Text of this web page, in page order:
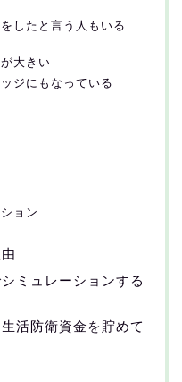
したと言う人もいる
大きい
ジにもなっている
ョン
ミュレーションする
活防衛資金を貯めて